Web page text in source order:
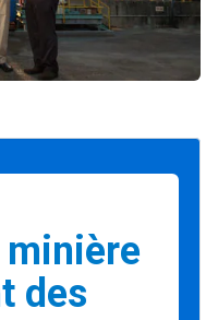
des